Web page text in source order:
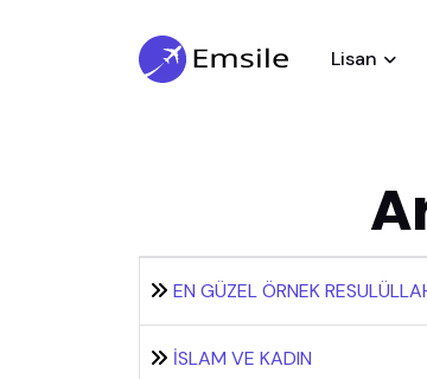
Lisan
EN GÜZEL ÖRNEK
İSLAM VE KADIN